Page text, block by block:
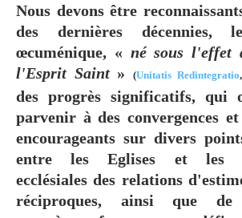
Nous devons être
des dernières décennies,
œcuménique, « né sous l'effet
l'Esprit Saint» (Unitatis Redintegratio
des progrès significatifs, qui
parvenir à des convergences et
encourageants sur divers
entre les Eglises et les
ecclésiales des relations
réciproques, ainsi que de